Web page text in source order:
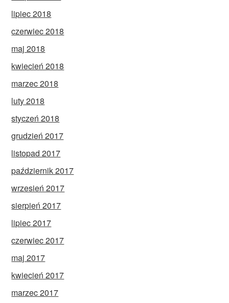
lipiec 2018
czerwiec 2018
maj 2018
kwiecień 2018
marzec 2018
luty 2018
styczeń 2018
grudzień 2017
listopad 2017
październik 2017
wrzesień 2017
sierpień 2017
lipiec 2017
czerwiec 2017
maj 2017
kwiecień 2017
marzec 2017